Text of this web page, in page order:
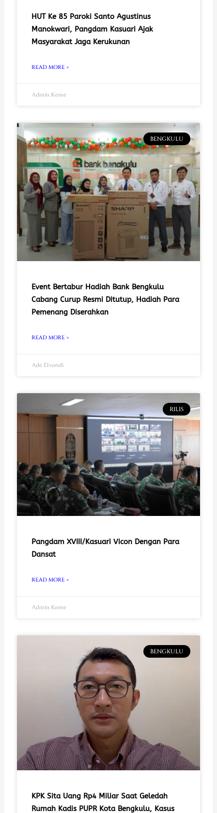
HUT Ke 85 Paroki Santo Agustinus
Manokwari, Pangdam Kasuari Ajak
Masyarakat Jaga Kerukunan
READ MORE »
Admin Keme
BENGKULU
Event Bertabur Hadiah Bank Bengkulu
Cabang Curup Resmi Ditutup, Hadiah Para
Pemenang Diserahkan
READ MORE »
Ade Elvandi
RILIS
Pangdam XVIII/Kasuari Vicon Dengan Para
Dansat
READ MORE »
Admin Keme
BENGKULU
KPK Sita Uang Rp4 Miliar Saat Geledah
Rumah Kadis PUPR Kota Bengkulu, Kasus